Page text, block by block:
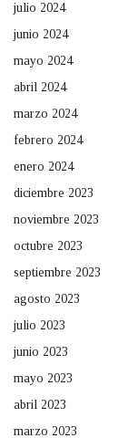
julio 2024
junio 2024
mayo 2024
abril 2024
marzo 2024
febrero 2024
enero 2024
diciembre 2023
noviembre 2023
octubre 2023
septiembre 2023
agosto 2023
julio 2023
junio 2023
mayo 2023
abril 2023
marzo 2023